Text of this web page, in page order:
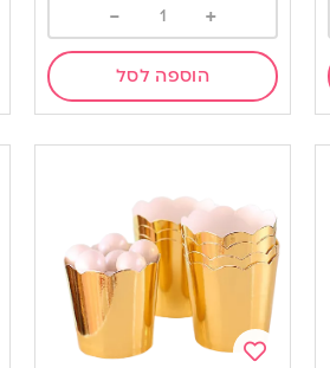
+
-
הוספה לסל